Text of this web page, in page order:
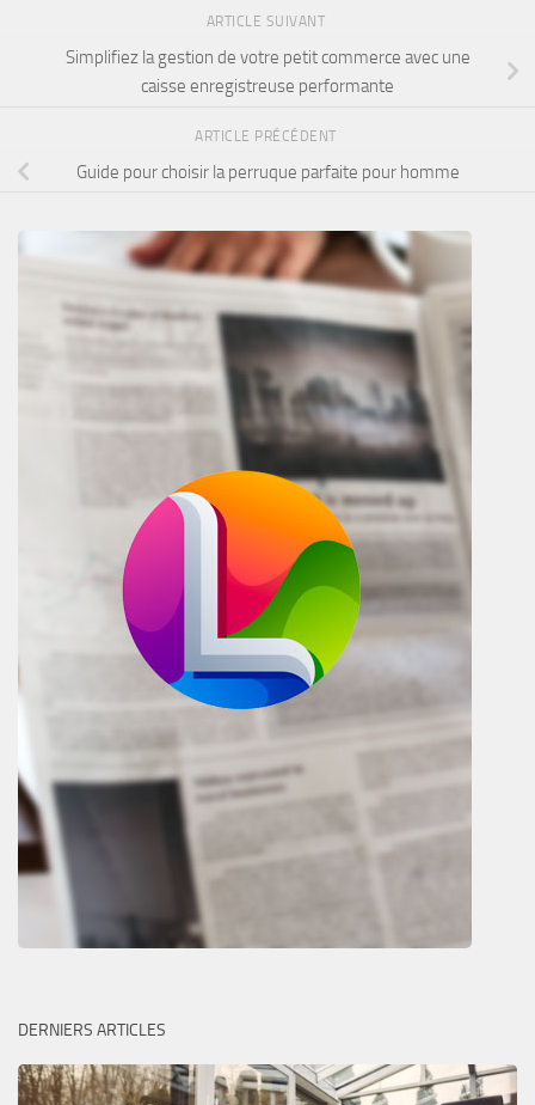
ARTICLE SUIVANT
Simplifiez la gestion de votre petit commerce avec une
caisse enregistreuse performante
ARTICLE PRÉCÉDENT
Guide pour choisir la perruque parfaite pour homme
DERNIERS ARTICLES